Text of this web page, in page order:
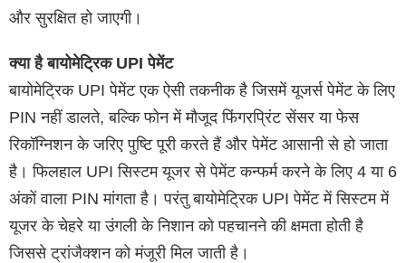
और सुरक्षित हो जाएगी।
क्या है बायोमेट्रिक UPI पेमेंट
बायोमेट्रिक UPI पेमेंट एक ऐसी तकनीक है जिसमें यूजर्स पेमेंट के लिए
PIN नहीं डालते, बल्कि फोन में मौजूद फिंगरप्रिंट सेंसर या फेस
रिकॉग्निशन के जरिए पुष्टि पूरी करते हैं और पेमेंट आसानी से हो जाता
है। फिलहाल UPI सिस्टम यूजर से पेमेंट कन्फर्म करने के लिए 4 या 6
अंकों वाला PIN मांगता है। परंतु बायोमेट्रिक UPI पेमेंट में सिस्टम में
यूजर के चेहरे या उंगली के निशान को पहचानने की क्षमता होती है
जिससे ट्रांजैक्शन को मंजूरी मिल जाती है।